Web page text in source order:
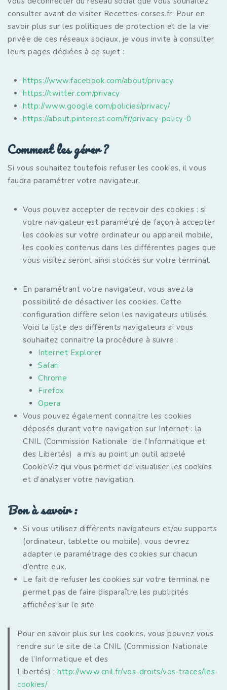
consulter avant de visiter Recettes-corses.fr. Pour en
savoir plus sur les politiques de protection et de la vie
privée de ces réseaux sociaux, je vous invite à consulter
leurs pages dédiées à ce sujet :
https://www.facebook.com/about/privacy
https://twitter.com/privacy
http://www.google.com/policies/privacy/
https://about.pinterest.com/fr/privacy-policy-0
Comment les gérer ?
Si vous souhaitez toutefois refuser les cookies, il vous
faudra paramétrer votre navigateur.
Vous pouvez accepter de recevoir des cookies : si
votre navigateur est paramétré de façon à accepter
les cookies sur votre ordinateur ou appareil mobile,
les cookies contenus dans les différentes pages que
vous visitez seront ainsi stockés sur votre terminal.
En paramétrant votre navigateur, vous avez la
possibilité de désactiver les cookies. Cette
configuration diffère selon les navigateurs utilisés.
Voici la liste des différents navigateurs si vous
souhaitez connaitre la procédure à suivre :
Internet Explorer
Safari
Chrome
Firefox
Opera
Vous pouvez également connaitre les cookies
déposés durant votre navigation sur Internet : la
CNIL (Commission Nationale de l’Informatique et
des Libertés) a mis au point un outil appelé
CookieViz qui vous permet de visualiser les cookies
et d’analyser votre navigation.
Bon à savoir :
Si vous utilisez différents navigateurs et/ou supports
(ordinateur, tablette ou mobile), vous devrez
adapter le paramétrage des cookies sur chacun
d’entre eux.
Le fait de refuser les cookies sur votre terminal ne
permet pas de faire disparaître les publicités
affichées sur le site
Pour en savoir plus sur les cookies, vous pouvez vous
rendre sur le site de la CNIL (Commission Nationale
de l’Informatique et des
Libertés) : http://www.cnil.fr/vos-droits/vos-traces/les-
cookies/